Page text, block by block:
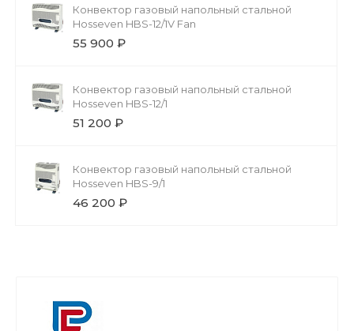
Конвектор газовый напольный стальной
Hosseven HBS-12/1V Fan
55 900 ₽
Конвектор газовый напольный стальной
Hosseven HBS-12/1
51 200 ₽
Конвектор газовый напольный стальной
Hosseven HBS-9/1
46 200 ₽